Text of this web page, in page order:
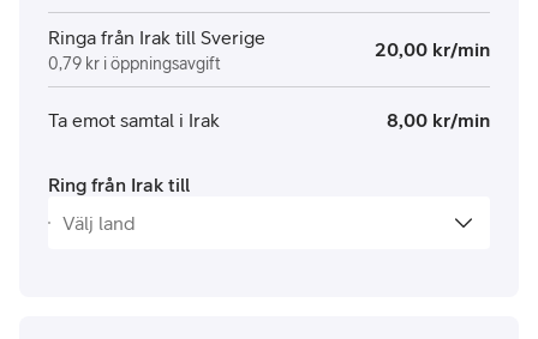
Ringa från Irak till Sverige
0,79 kr i öppningsavgift
20,00 kr/min
Ta emot samtal i Irak 8,00 kr/min
Ring från Irak till